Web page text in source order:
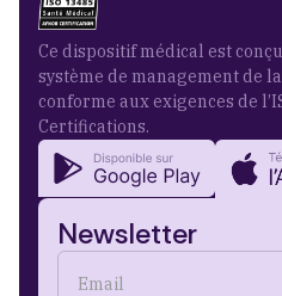
Ce dispositif médical est
système de management de
conforme aux exigences de
Certifications.
Newsletter